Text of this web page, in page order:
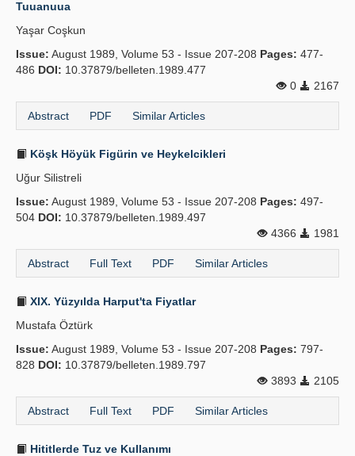
Tuuanuua
Yaşar Coşkun
Issue: August 1989, Volume 53 - Issue 207-208 Pages: 477-
486 DOI: 10.37879/belleten.1989.477
0
2167
Abstract PDF Similar Articles
Köşk Höyük Figürin ve Heykelcikleri
Uğur Silistreli
Issue: August 1989, Volume 53 - Issue 207-208 Pages: 497-
504 DOI: 10.37879/belleten.1989.497
4366
1981
Abstract Full Text PDF Similar Articles
XIX. Yüzyılda Harput'ta Fiyatlar
Mustafa Öztürk
Issue: August 1989, Volume 53 - Issue 207-208 Pages: 797-
828 DOI: 10.37879/belleten.1989.797
3893
2105
Abstract Full Text PDF Similar Articles
Hititlerde Tuz ve Kullanımı